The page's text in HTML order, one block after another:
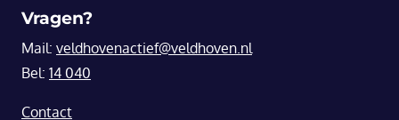
Vragen?
Mail: veldhovenactief@veldhoven.nl
Bel: 14 040
Contact